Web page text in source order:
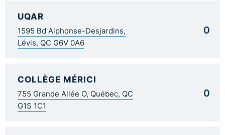
UQAR
1595 Bd Alphonse-Desjardins,
Lévis, QC G6V 0A6
0
COLLÈGE MÉRICI
755 Grande Allée O, Québec, QC
G1S 1C1
0